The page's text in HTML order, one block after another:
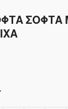
ΣΟΦΤΑ